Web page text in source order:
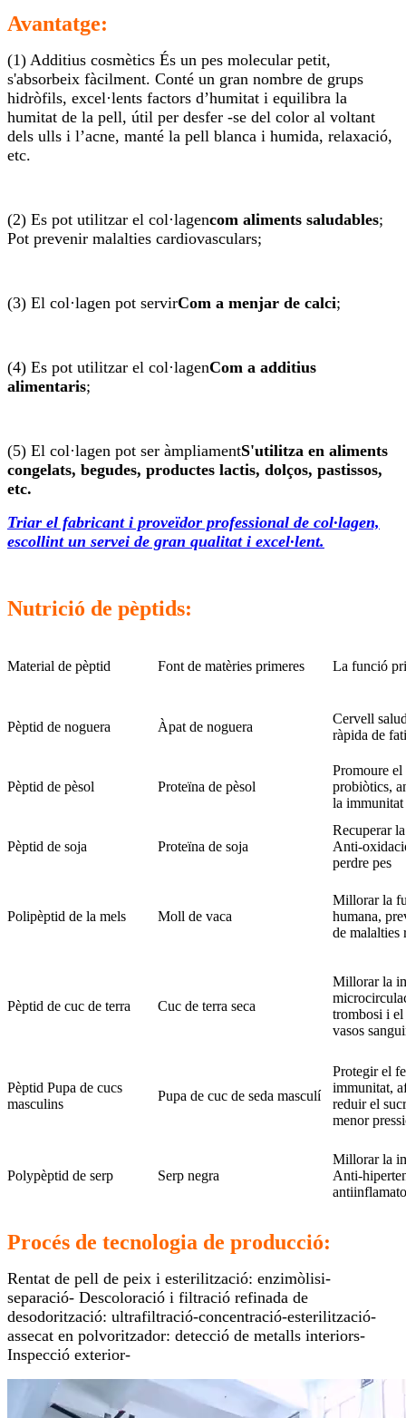
Avantatge:
(1) Additius cosmètics És un pes molecular petit,
s'absorbeix fàcilment. Conté un gran nombre de grups
hidròfils, excel·lents factors d’humitat i equilibra la
humitat de la pell, útil per desfer -se del color al voltant
dels ulls i l’acne, manté la pell blanca i humida, relaxació,
etc.
(2) Es pot utilitzar el col·lagencom aliments saludables;
Pot prevenir malalties cardiovasculars;
(3) El col·lagen pot servirCom a menjar de calci;
(4) Es pot utilitzar el col·lagenCom a additius
alimentaris;
(5) El col·lagen pot ser àmpliamentS'utilitza en aliments
congelats, begudes, productes lactis, dolços, pastissos,
etc.
Triar el fabricant i proveïdor professional de col·lagen,
escollint un servei de gran qualitat i excel·lent.
Nutrició de pèptids:
Material de pèptid Font de matèries primeres La funció
Pèptid de noguera Àpat de noguera
Cervell
ràpida de
Pèptid de pèsol Proteïna de pèsol
Promoure el
probiòtics,
la immunitat
Pèptid de soja Proteïna de soja
Recuperar
Anti-
perdre pes
Polipèptid de la mels Moll de vaca
Millorar la
humana,
de malalties
Pèptid de cuc de terra Cuc de terra seca
Millorar la
trombosi i el
vasos
Pèptid Pupa de cucs
masculins
Pupa de cuc de seda masculí
Protegir el
immunitat,
reduir el
menor
Polypèptid de serp Serp negra
Millorar la
Anti-
Procés de tecnologia de producció:
Rentat de pell de peix i esterilització: enzimòlisi-
separació- Descoloració i filtració refinada de
desodorització: ultrafiltració-concentració-esterilització-
assecat en polvoritzador: detecció de metalls interiors-
Inspecció exterior-